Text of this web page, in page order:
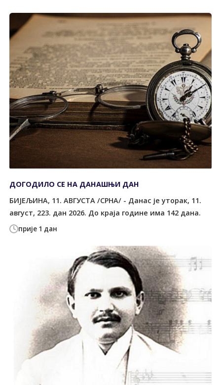
прије 1 дан
ДОГОДИЛО СЕ НА ДАНАШЊИ ДАН
БИЈЕЉИНА, 11. АВГУСТА /СРНА/ - Данас је уторак, 11.
август, 223. дан 2026. До краја године има 142 дана.